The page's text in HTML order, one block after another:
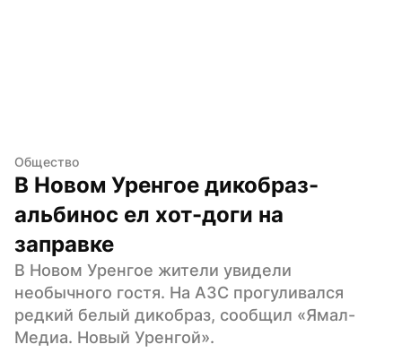
Общество
В Новом Уренгое дикобраз-
альбинос ел хот-доги на
заправке
В Новом Уренгое жители увидели
необычного гостя. На АЗС прогуливался
редкий белый дикобраз, сообщил «Ямал-
Медиа. Новый Уренгой».